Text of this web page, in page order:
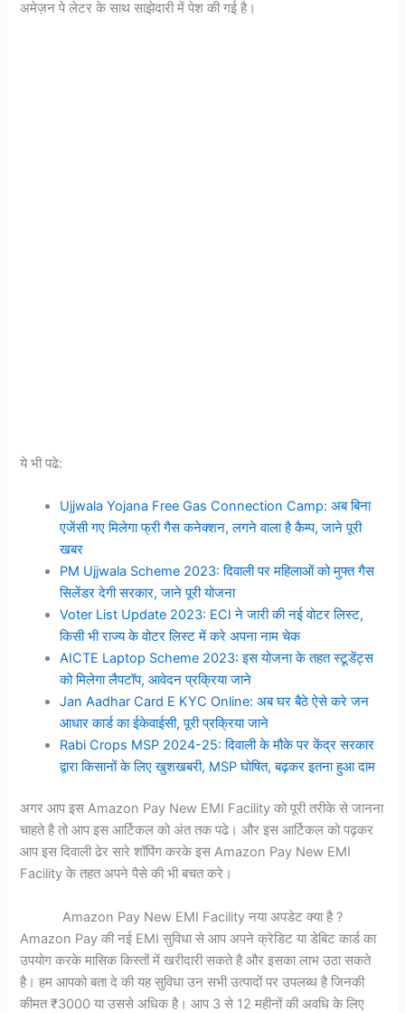
अमेज़न पे लेटर के साथ साझेदारी में पेश की गई है।
ये भी पढे:
Ujjwala Yojana Free Gas Connection Camp: अब बिना
एजेंसी गए मिलेगा फ्री गैस कनेक्शन, लगने वाला है कैम्प, जाने पूरी
खबर
PM Ujjwala Scheme 2023: दिवाली पर महिलाओं को मुफ्त गैस
सिलेंडर देगी सरकार, जाने पूरी योजना
Voter List Update 2023: ECI ने जारी की नई वोटर लिस्ट,
किसी भी राज्य के वोटर लिस्ट में करे अपना नाम चेक
AICTE Laptop Scheme 2023: इस योजना के तहत स्टूडेंट्स
को मिलेगा लैपटॉप, आवेदन प्रक्रिया जाने
Jan Aadhar Card E KYC Online: अब घर बैठे ऐसे करे जन
आधार कार्ड का ईकेवाईसी, पूरी प्रक्रिया जाने
Rabi Crops MSP 2024-25: दिवाली के मौके पर केंद्र सरकार
द्वारा किसानों के लिए खुशखबरी, MSP घोषित, बढ़कर इतना हुआ दाम
अगर आप इस Amazon Pay New EMI Facility को पूरी तरीके से जानना
चाहते है तो आप इस आर्टिकल को अंत तक पढे। और इस आर्टिकल को पढ़कर
आप इस दिवाली ढेर सारे शॉपिंग करके इस Amazon Pay New EMI
Facility के तहत अपने पैसे की भी बचत करे।
Amazon Pay New EMI Facility नया अपडेट क्या है ?
Amazon Pay की नई EMI सुविधा से आप अपने क्रेडिट या डेबिट कार्ड का
उपयोग करके मासिक किस्तों में खरीदारी सकते है और इसका लाभ उठा सकते
है। हम आपको बता दे की यह सुविधा उन सभी उत्पादों पर उपलब्ध है जिनकी
कीमत ₹3000 या उससे अधिक है। आप 3 से 12 महीनों की अवधि के लिए